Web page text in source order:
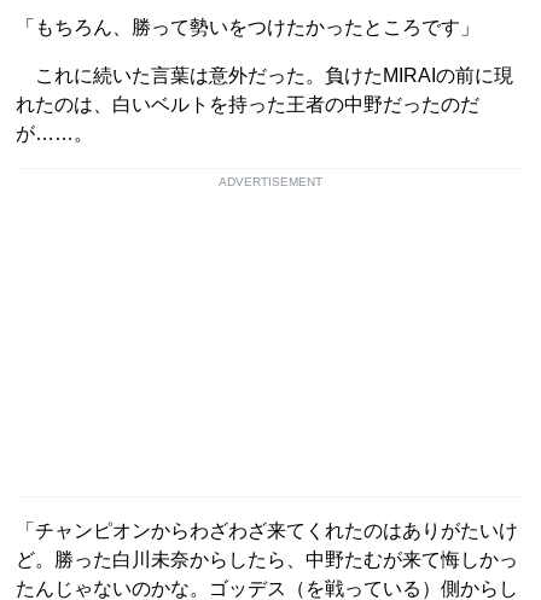
「もちろん、勝って勢いをつけたかったところです」
これに続いた言葉は意外だった。負けたMIRAIの前に現
れたのは、白いベルトを持った王者の中野だったのだ
が……。
ADVERTISEMENT
「チャンピオンからわざわざ来てくれたのはありがたいけ
ど。勝った白川未奈からしたら、中野たむが来て悔しかっ
たんじゃないのかな。ゴッデス（を戦っている）側からし